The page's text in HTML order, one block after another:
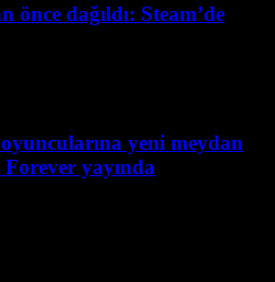
önce dağıldı: Steam’de
yeni meydan
yayında